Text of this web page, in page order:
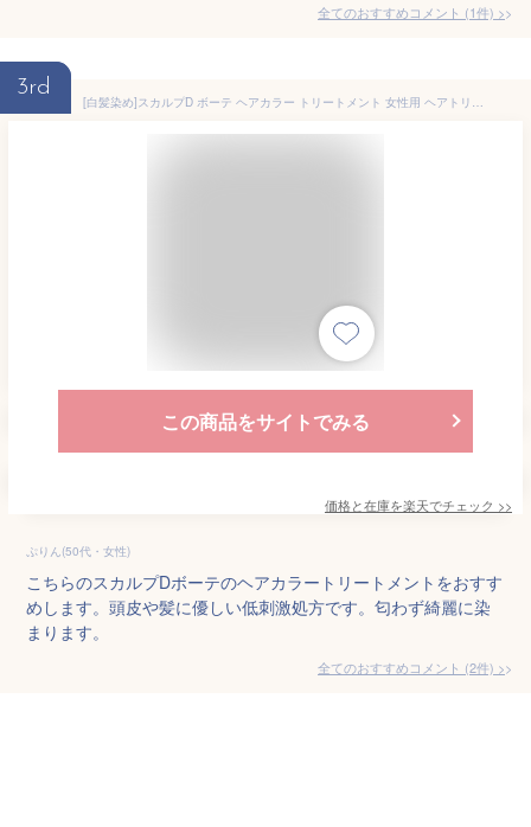
全てのおすすめコメント (1件) >
3rd
[白髪染め]スカルプD ボーテ ヘアカラー トリートメント 女性用 ヘアトリートメント2本セット 手袋付き（1セット）| カラートリートメント ヘアカラートリートメント レディース カラー 白髪 毛染め pu10
この商品をサイトでみる
価格と在庫を楽天でチェック >>
ぷりん(50代・女性)
こちらのスカルプDボーテのヘアカラートリートメントをおすす
めします。頭皮や髪に優しい低刺激処方です。匂わず綺麗に染
まります。
全てのおすすめコメント (2件) >